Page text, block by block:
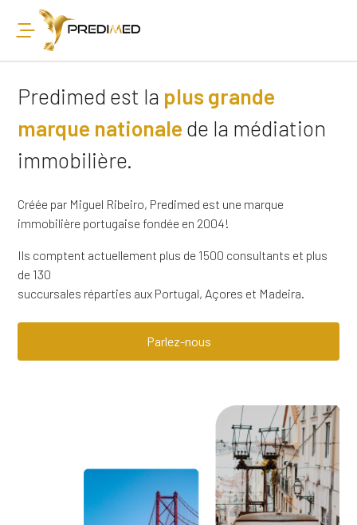
Predimed est la plus grande
marque nationale de la médiation
immobilière.
Créée par Miguel Ribeiro, Predimed est une marque
immobilière portugaise fondée en 2004!
Ils comptent actuellement plus de 1500 consultants et plus
de 130
succursales réparties aux Portugal, Açores et Madeira.
Parlez-nous